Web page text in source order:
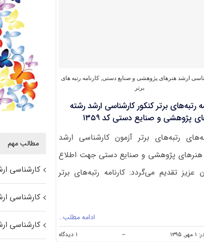
ارشد هنرهای پژوهشی و صنایع دستی, کارنامه رتبه های
برتر
رتبه‌های برتر کنکور کارشناسی ارشد رشته
پژوهشی و صنایع دستی کد ۱۳۵۹
رتبه‌های برتر آزمون کارشناسی ارشد
هنرهای پژوهشی و صنایع دستی جهت اطلاع
عزیز تقدیم می‌گردد: کارنامه رتبه‌های برتر
ادامه مطلب…
-- ۱ دیدگاه
on
مطالب مهم
کارشناسی
کارشناسی
کارشناسی